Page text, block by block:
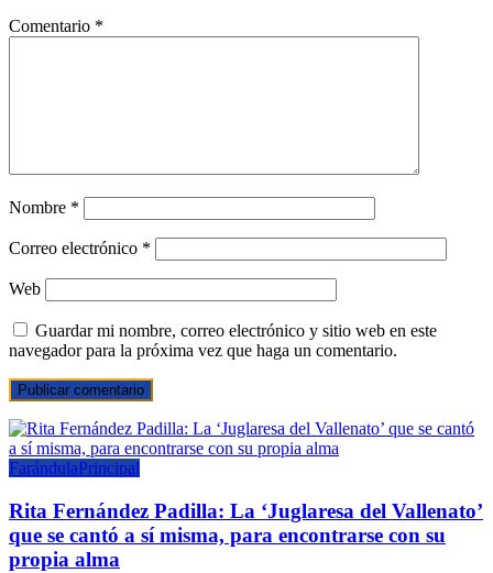
Comentario *
Nombre *
Correo electrónico *
Web
Guardar mi nombre, correo electrónico y sitio web en este
navegador para la próxima vez que haga un comentario.
FarándulaPrincipal
Rita Fernández Padilla: La ‘Juglaresa del Vallenato’
que se cantó a sí misma, para encontrarse con su
propia alma